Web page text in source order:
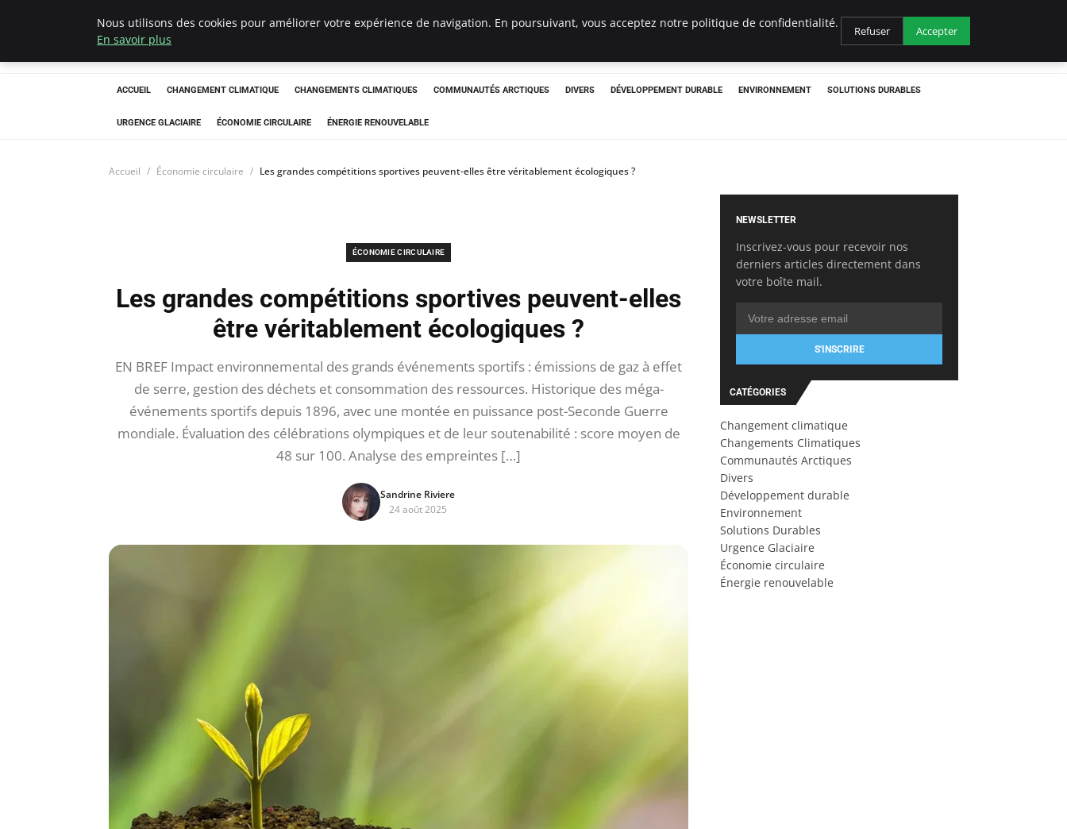
Arcticclimateemergency
ACCUEIL CHANGEMENT CLIMATIQUE CHANGEMENTS CLIMATIQUES COMMUNAUTÉS ARCTIQUES DIVERS DÉVELOPPEMENT DURABLE ENVIRONNEMENT SOLUTIONS DURABLES
URGENCE GLACIAIRE ÉCONOMIE CIRCULAIRE ÉNERGIE RENOUVELABLE
Accueil Économie circulaire Les grandes compétitions sportives peuvent-elles être véritablement écologiques ?
ÉCONOMIE CIRCULAIRE
Les grandes compétitions sportives peuvent-elles
être véritablement écologiques ?
EN BREF Impact environnemental des grands événements sportifs : émissions de gaz à effet
de serre, gestion des déchets et consommation des ressources. Historique des méga-
événements sportifs depuis 1896, avec une montée en puissance post-Seconde Guerre
mondiale. Évaluation des célébrations olympiques et de leur soutenabilité : score moyen de
48 sur 100. Analyse des empreintes […]
Sandrine Riviere
24 août 2025
NEWSLETTER
Inscrivez-vous pour recevoir nos
derniers articles directement dans
votre boîte mail.
S'INSCRIRE
CATÉGORIES
Changement climatique
Changements Climatiques
Communautés Arctiques
Divers
Développement durable
Environnement
Solutions Durables
Urgence Glaciaire
Économie circulaire
Énergie renouvelable
Nous utilisons des cookies pour améliorer votre expérience de navigation. En poursuivant, vous acceptez notre politique de confidentialité.
En savoir plus
Refuser Accepter